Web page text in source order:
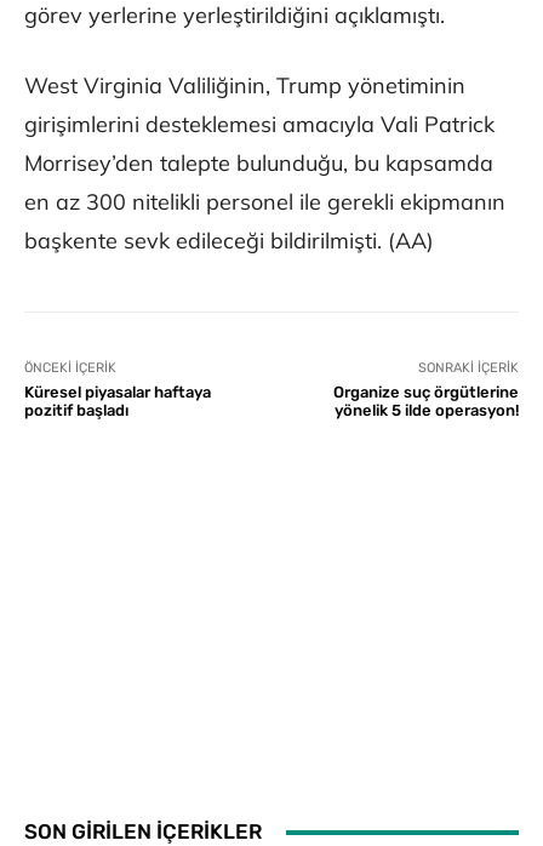
görev yerlerine yerleştirildiğini açıklamıştı.
West Virginia Valiliğinin, Trump yönetiminin
girişimlerini desteklemesi amacıyla Vali Patrick
Morrisey’den talepte bulunduğu, bu kapsamda
en az 300 nitelikli personel ile gerekli ekipmanın
başkente sevk edileceği bildirilmişti. (AA)
ÖNCEKI İÇERIK
Küresel piyasalar haftaya
pozitif başladı
SONRAKI İÇERIK
Organize suç örgütlerine
yönelik 5 ilde operasyon!
SON GİRİLEN İÇERİKLER